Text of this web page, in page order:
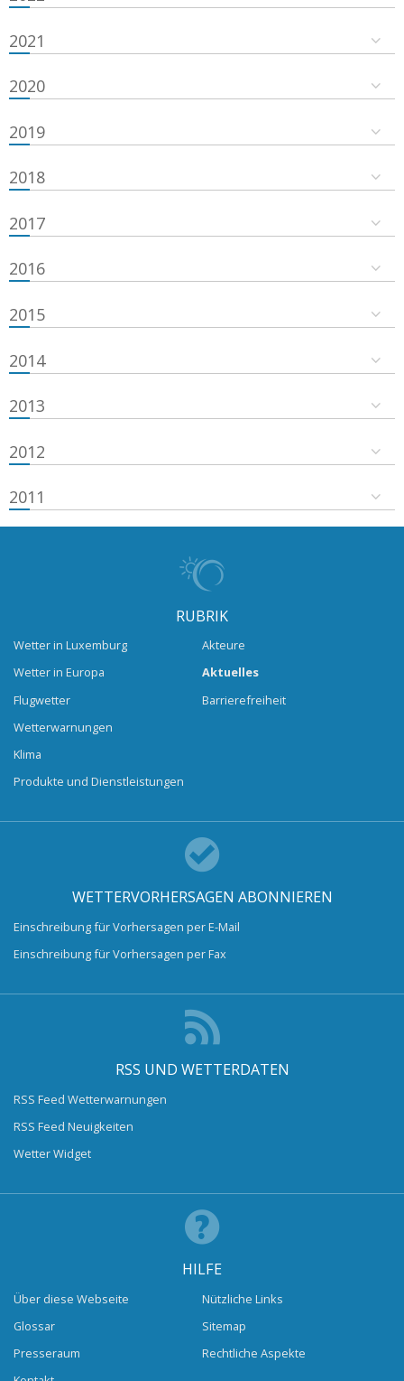
2021
2020
2019
2018
2017
2016
2015
2014
2013
2012
2011
RUBRIK
Wetter in Luxemburg
Wetter in Europa
Flugwetter
Wetterwarnungen
Klima
Produkte und Dienstleistungen
Akteure
Aktuelles
Barrierefreiheit
WETTERVORHERSAGEN ABONNIEREN
Einschreibung für Vorhersagen per E-Mail
Einschreibung für Vorhersagen per Fax
RSS UND WETTERDATEN
RSS Feed Wetterwarnungen
RSS Feed Neuigkeiten
Wetter Widget
HILFE
Über diese Webseite
Glossar
Presseraum
Nützliche Links
Sitemap
Rechtliche Aspekte